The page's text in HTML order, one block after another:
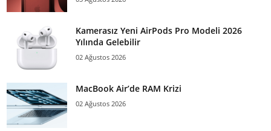
Kamerasız Yeni AirPods Pro Modeli 2026
Yılında Gelebilir
02 Ağustos 2026
MacBook Air’de RAM Krizi
02 Ağustos 2026